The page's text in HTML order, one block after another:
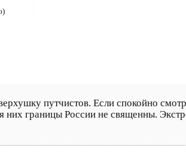
путчистов. Если спокойно
них границы России не священны.